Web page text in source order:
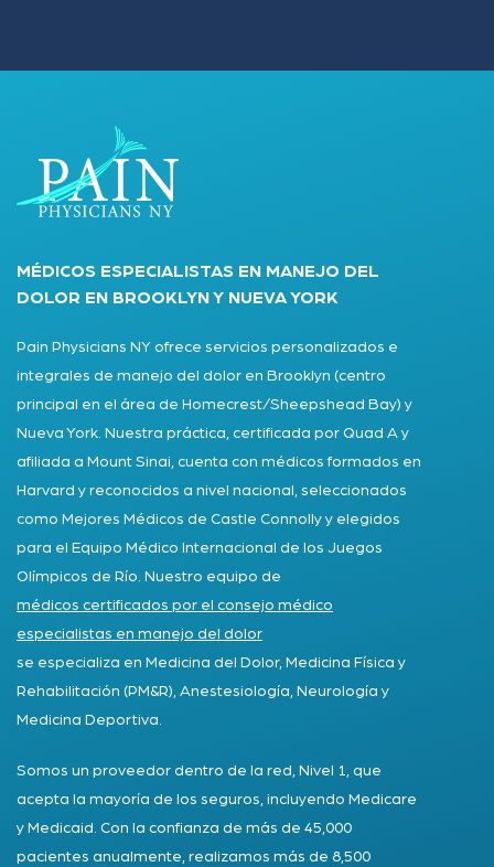
MÉDICOS ESPECIALISTAS EN MANEJO DEL
DOLOR EN BROOKLYN Y NUEVA YORK
Pain Physicians NY ofrece servicios personalizados e
integrales de manejo del dolor en Brooklyn (centro
principal en el área de Homecrest/Sheepshead Bay) y
Nueva York. Nuestra práctica, certificada por Quad A y
afiliada a Mount Sinai, cuenta con médicos formados en
Harvard y reconocidos a nivel nacional, seleccionados
como Mejores Médicos de Castle Connolly y elegidos
para el Equipo Médico Internacional de los Juegos
Olímpicos de Río. Nuestro equipo de
médicos certificados por el consejo médico
especialistas en manejo del dolor
se especializa en Medicina del Dolor, Medicina Física y
Rehabilitación (PM&R), Anestesiología, Neurología y
Medicina Deportiva.
Somos un proveedor dentro de la red, Nivel 1, que
acepta la mayoría de los seguros, incluyendo Medicare
y Medicaid. Con la confianza de más de 45,000
pacientes anualmente, realizamos más de 8,500